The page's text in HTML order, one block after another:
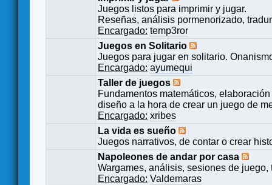
Juegos listos para imprimir y jugar.
Reseñas, análisis pormenorizado,
Encargado: temp3ror
Juegos en Solitario
Juegos para jugar en solitario.
Encargado: ayumequi
Taller de juegos
Fundamentos matemáticos,
diseño a la hora de crear un juego de
Encargado: xribes
La vida es sueño
Juegos narrativos, de contar o crear
Napoleones de andar por casa
Wargames, análisis, sesiones de
Encargado: Valdemaras